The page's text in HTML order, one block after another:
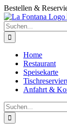
Zum
Inhalt
springen
Facebook
Bestellen &
Suche
nach:
Home
Restaurant
Speisekarte
Anfahrt &
Suche
nach: